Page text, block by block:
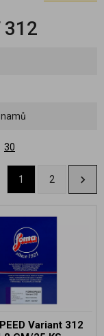
312
30
1 2
Variant 312